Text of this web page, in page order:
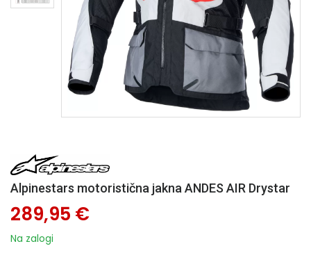
Alpinestars motoristična jakna ANDES AIR Drystar
289,95 €
Na zalogi